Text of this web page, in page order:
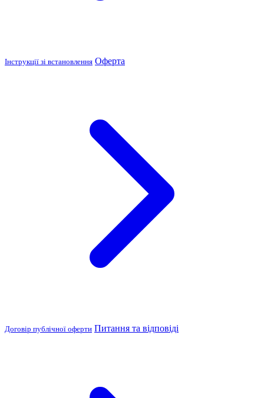
Інструкції зі встановлення Оферта
Договір публічної оферти Питання та відповіді